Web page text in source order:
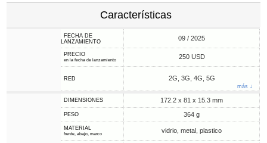
Características
FECHA DE
LANZAMIENTO
09 / 2025
PRECIO
en la fecha de lanzamiento 250 USD
RED 2G, 3G, 4G, 5G
más ↓
DIMENSIONES 172.2 x 81 x 15.3 mm
PESO 364 g
MATERIAL
frente, abajo, marco vidrio, metal, plastico